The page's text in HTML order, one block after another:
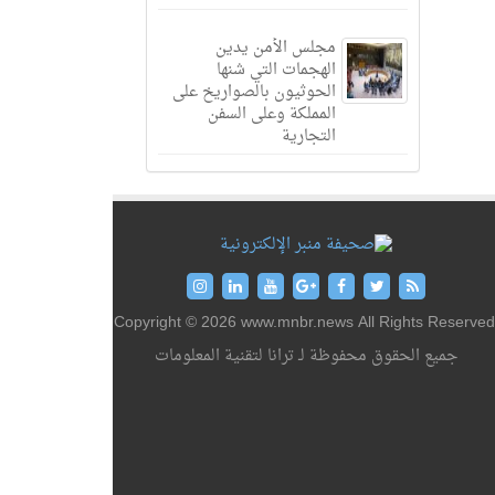
مجلس الأمن يدين
الهجمات التي شنها
الحوثيون بالصواريخ على
المملكة وعلى السفن
التجارية
Copyright © 2026 www.mnbr.news All Rights
جميع الحقوق محفوظة لـ ترانا لتقنية المعلومات